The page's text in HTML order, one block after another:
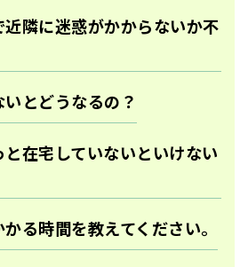
隣に迷惑がかからないか不
とどうなるの？
在宅していないといけない
る時間を教えてください。